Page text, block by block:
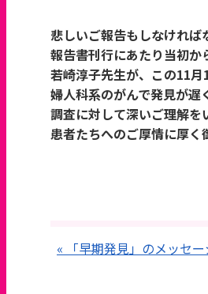
悲しいご報告もしなければ
報告書刊行にあたり当初
若崎淳子先生が、この11月
婦人科系のがんで発見が遅
調査に対して深いご理解を
患者たちへのご厚情に厚く
« 「早期発見」のメッセ